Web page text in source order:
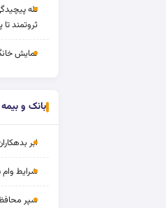
تله
ثروتمند تا
نمایش
بانک و بیمه
ابر
شرایط وام ۷۵ میلیونی بازنشستگان
سپر